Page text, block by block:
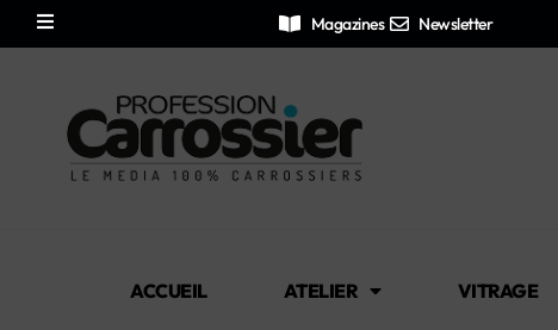
Magazines Newsletter
ACCUEIL ATELIER VITRAGE